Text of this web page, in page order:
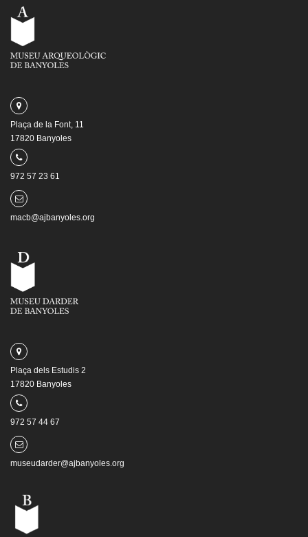
Plaça de la Font, 11
17820 Banyoles
972 57 23 61
macb@ajbanyoles.org
Plaça dels Estudis 2
17820 Banyoles
972 57 44 67
museudarder@ajbanyoles.org